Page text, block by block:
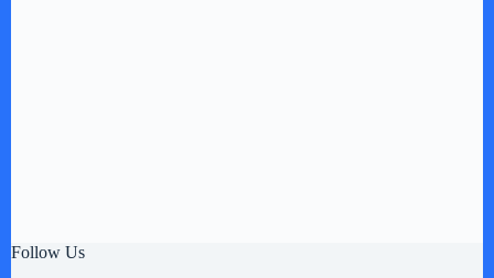
Follow Us